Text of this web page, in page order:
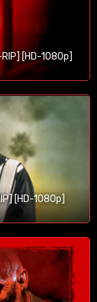
[HD-1080p]
[HD-1080p]